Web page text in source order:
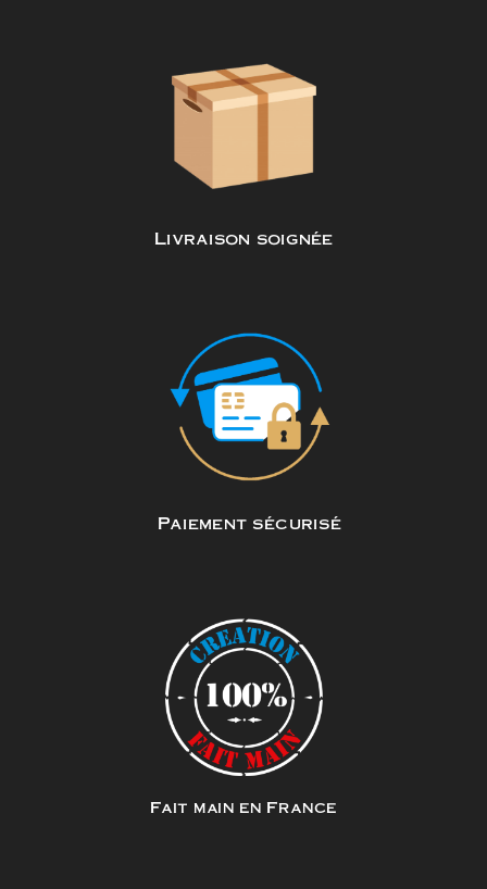
Livraison soignée
Paiement sécurisé
Fait main en France